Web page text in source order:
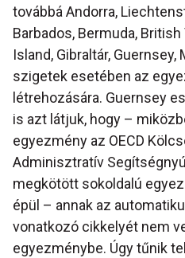
továbbá Andorra,
Barbados, Bermuda, British
Island, Gibraltár, Guernsey,
szigetek esetében az
létrehozására. Guernsey
is azt látjuk, hogy –
egyezmény az OECD
Adminisztratív
megkötött sokoldalú
épül – annak az
vonatkozó cikkelyét nem
egyezménybe. Úgy tűnik